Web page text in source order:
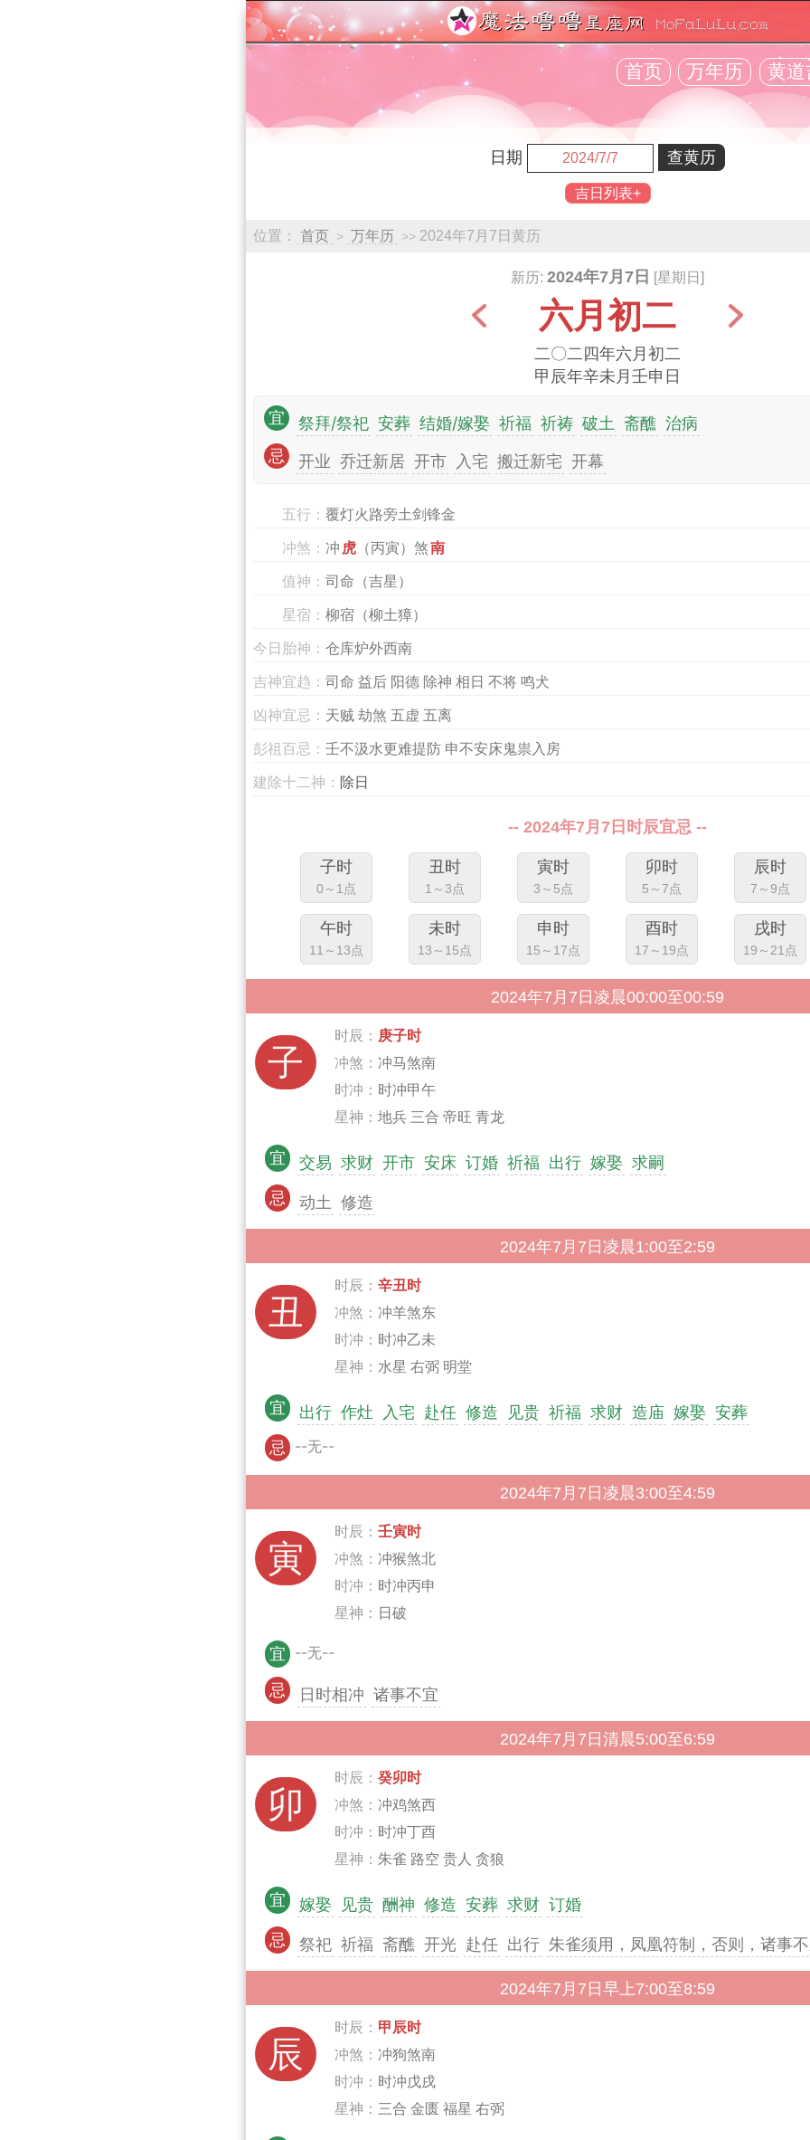
首页 万年历 黄道
日期
吉日列表+
位置： 首页 > 万年历 >> 2024年7月7日黄历
新历: 2024年7月7日 [星期日]
六月初二
二〇二四年六月初二
甲辰年辛未月壬申日
宜 祭拜/祭祀 安葬 结婚/嫁娶 祈福 祈祷 破土 斋醮 治病
忌 开业 乔迁新居 开市 入宅 搬迁新宅 开幕
五行： 覆灯火路旁土剑锋金
冲煞： 冲 虎 （丙寅）煞南
值神： 司命（吉星）
星宿： 柳宿（柳土獐）
今日胎神： 仓库炉外西南
吉神宜趋： 司命 益后 阳德 除神 相日 不将 鸣犬
凶神宜忌： 天贼 劫煞 五虚 五离
彭祖百忌： 壬不汲水更难提防 申不安床鬼祟入房
建除十二神： 除日
-- 2024年7月7日时辰宜忌 --
子时
0～1点
丑时
1～3点
寅时
3～5点
卯时
5～7点
辰时
7～9点
午时
11～13点
未时
13～15点
申时
15～17点
酉时
17～19点
戌时
19～21点
2024年7月7日凌晨00:00至00:59
子
时辰： 庚子时
冲煞： 冲马煞南
时冲： 时冲甲午
星神： 地兵 三合 帝旺 青龙
宜 交易 求财 开市 安床 订婚 祈福 出行 嫁娶 求嗣
忌 动土 修造
2024年7月7日凌晨1:00至2:59
丑
时辰： 辛丑时
冲煞： 冲羊煞东
时冲： 时冲乙未
星神： 水星 右弼 明堂
宜 出行 作灶 入宅 赴任 修造 见贵 祈福 求财 造庙 嫁娶 安葬
忌 --无--
2024年7月7日凌晨3:00至4:59
寅
时辰： 壬寅时
冲煞： 冲猴煞北
时冲： 时冲丙申
星神： 日破
宜 --无--
忌 日时相冲 诸事不宜
2024年7月7日清晨5:00至6:59
卯
时辰： 癸卯时
冲煞： 冲鸡煞西
时冲： 时冲丁酉
星神： 朱雀 路空 贵人 贪狼
宜 嫁娶 见贵 酬神 修造 安葬 求财 订婚
忌 祭祀 祈福 斋醮 开光 赴任 出行 朱雀须用，凤凰符制，否则，诸事
2024年7月7日早上7:00至8:59
辰
时辰： 甲辰时
冲煞： 冲狗煞南
时冲： 时冲戊戌
星神： 三合 金匮 福星 右弼